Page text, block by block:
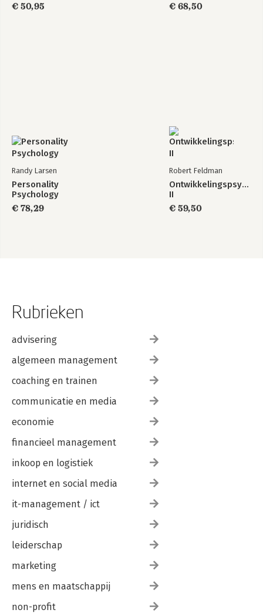
€ 50,95
€ 68,50
Randy Larsen
Personality
Psychology
€ 78,29
Robert Feldman
II
€ 59,50
Rubrieken
advisering
algemeen management
coaching en trainen
communicatie en media
economie
financieel management
inkoop en logistiek
internet en social media
it-management / ict
juridisch
leiderschap
marketing
mens en maatschappij
non-profit